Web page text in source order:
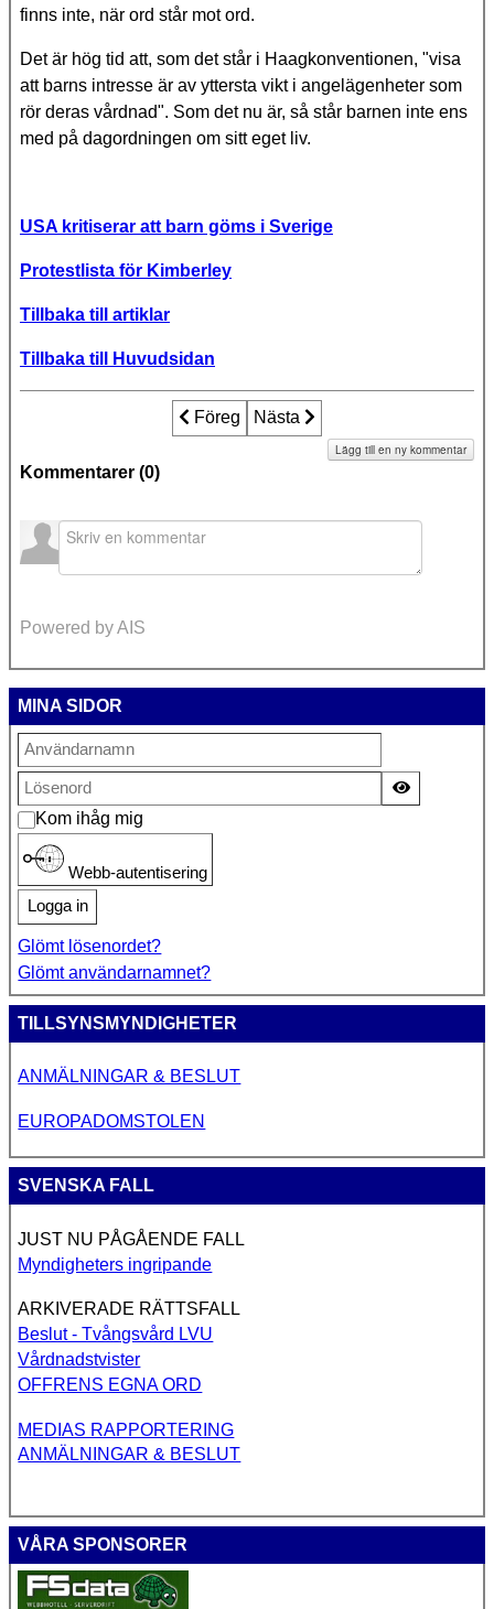
finns inte, när ord står mot ord.
Det är hög tid att, som det står i Haagkonventionen, "visa
att barns intresse är av yttersta vikt i angelägenheter som
rör deras vårdnad". Som det nu är, så står barnen inte ens
med på dagordningen om sitt eget liv.
USA kritiserar att barn göms i Sverige
Protestlista för Kimberley
Tillbaka till artiklar
Tillbaka till Huvudsidan
Föregående artikel: "Sverige vid
Föreg Nästa artikel: Socialtjänsten
Nästa
Kommentarer (0)
Lägg till en ny kommentar
Powered by AIS
MINA SIDOR
Kom ihåg mig
Webb-autentisering
Logga in
Glömt lösenordet?
Glömt användarnamnet?
TILLSYNSMYNDIGHETER
ANMÄLNINGAR & BESLUT
EUROPADOMSTOLEN
SVENSKA FALL
JUST NU PÅGÅENDE FALL
Myndigheters ingripande
ARKIVERADE RÄTTSFALL
Beslut - Tvångsvård LVU
Vårdnadstvister
OFFRENS EGNA ORD
MEDIAS RAPPORTERING
ANMÄLNINGAR & BESLUT
VÅRA SPONSORER